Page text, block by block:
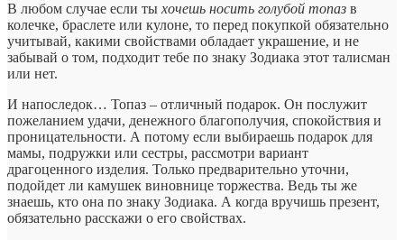
В любом случае если ты хочешь носить голубой топаз в
колечке, браслете или кулоне, то перед покупкой обязательно
учитывай, какими свойствами обладает украшение, и не
забывай о том, подходит тебе по знаку Зодиака этот талисман
или нет.
И напоследок… Топаз – отличный подарок. Он послужит
пожеланием удачи, денежного благополучия, спокойствия и
проницательности. А потому если выбираешь подарок для
мамы, подружки или сестры, рассмотри вариант
драгоценного изделия. Только предварительно уточни,
подойдет ли камушек виновнице торжества. Ведь ты же
знаешь, кто она по знаку Зодиака. А когда вручишь презент,
обязательно расскажи о его свойствах.